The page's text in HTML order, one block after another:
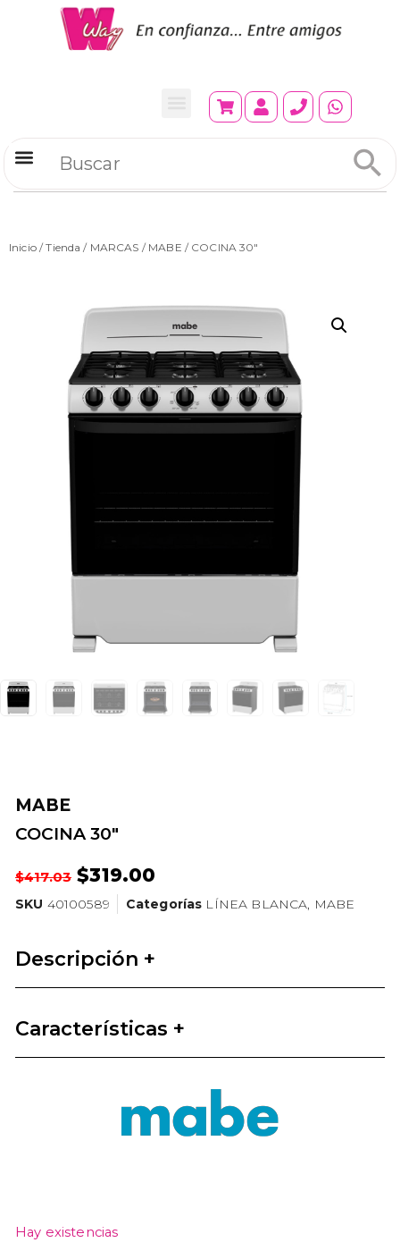
Inicio/Tienda / MARCAS / MABE / COCINA 30″
MABE
COCINA 30″
$417.03 $319.00
SKU 40100589 Categorías LÍNEA BLANCA MABE
Descripción +
Características +
Hay existencias